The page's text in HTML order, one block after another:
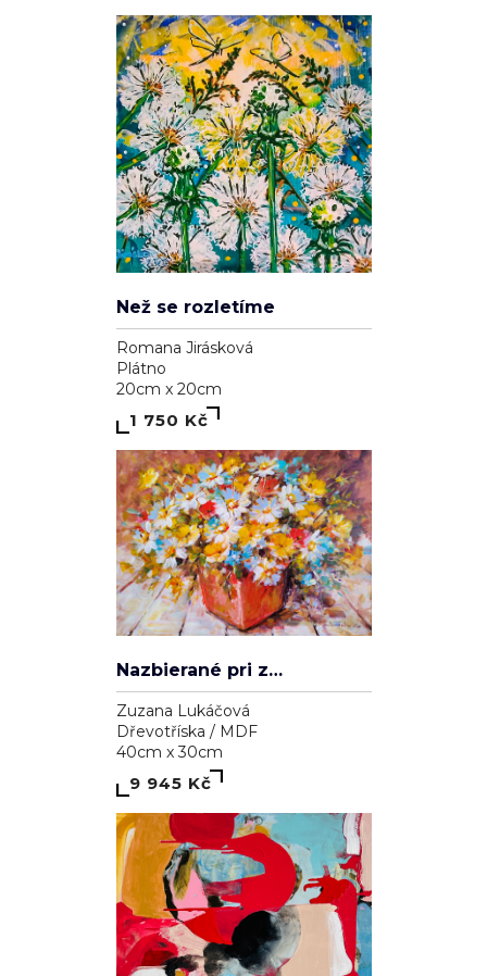
Než se rozletíme
Romana Jirásková
Plátno
20cm x 20cm
1 750 Kč
Nazbierané pri západe slnka
Zuzana Lukáčová
Dřevotříska / MDF
40cm x 30cm
9 945 Kč